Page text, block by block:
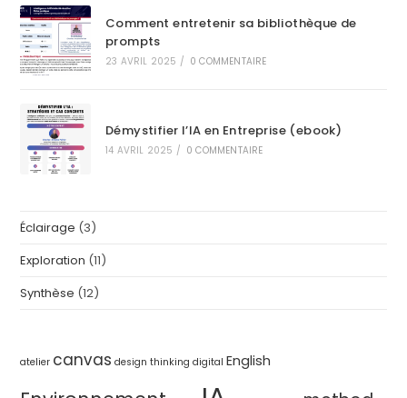
Comment entretenir sa bibliothèque de
prompts
23 AVRIL 2025 / 0 COMMENTAIRE
Démystifier l’IA en Entreprise (ebook)
14 AVRIL 2025 / 0 COMMENTAIRE
Éclairage (3)
Exploration (11)
Synthèse (12)
atelier canvas design thinking digital English